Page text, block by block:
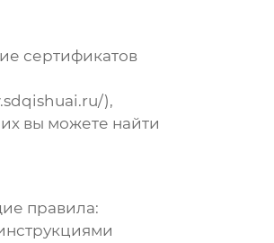
сертификатов
),
вы можете найти
правила: